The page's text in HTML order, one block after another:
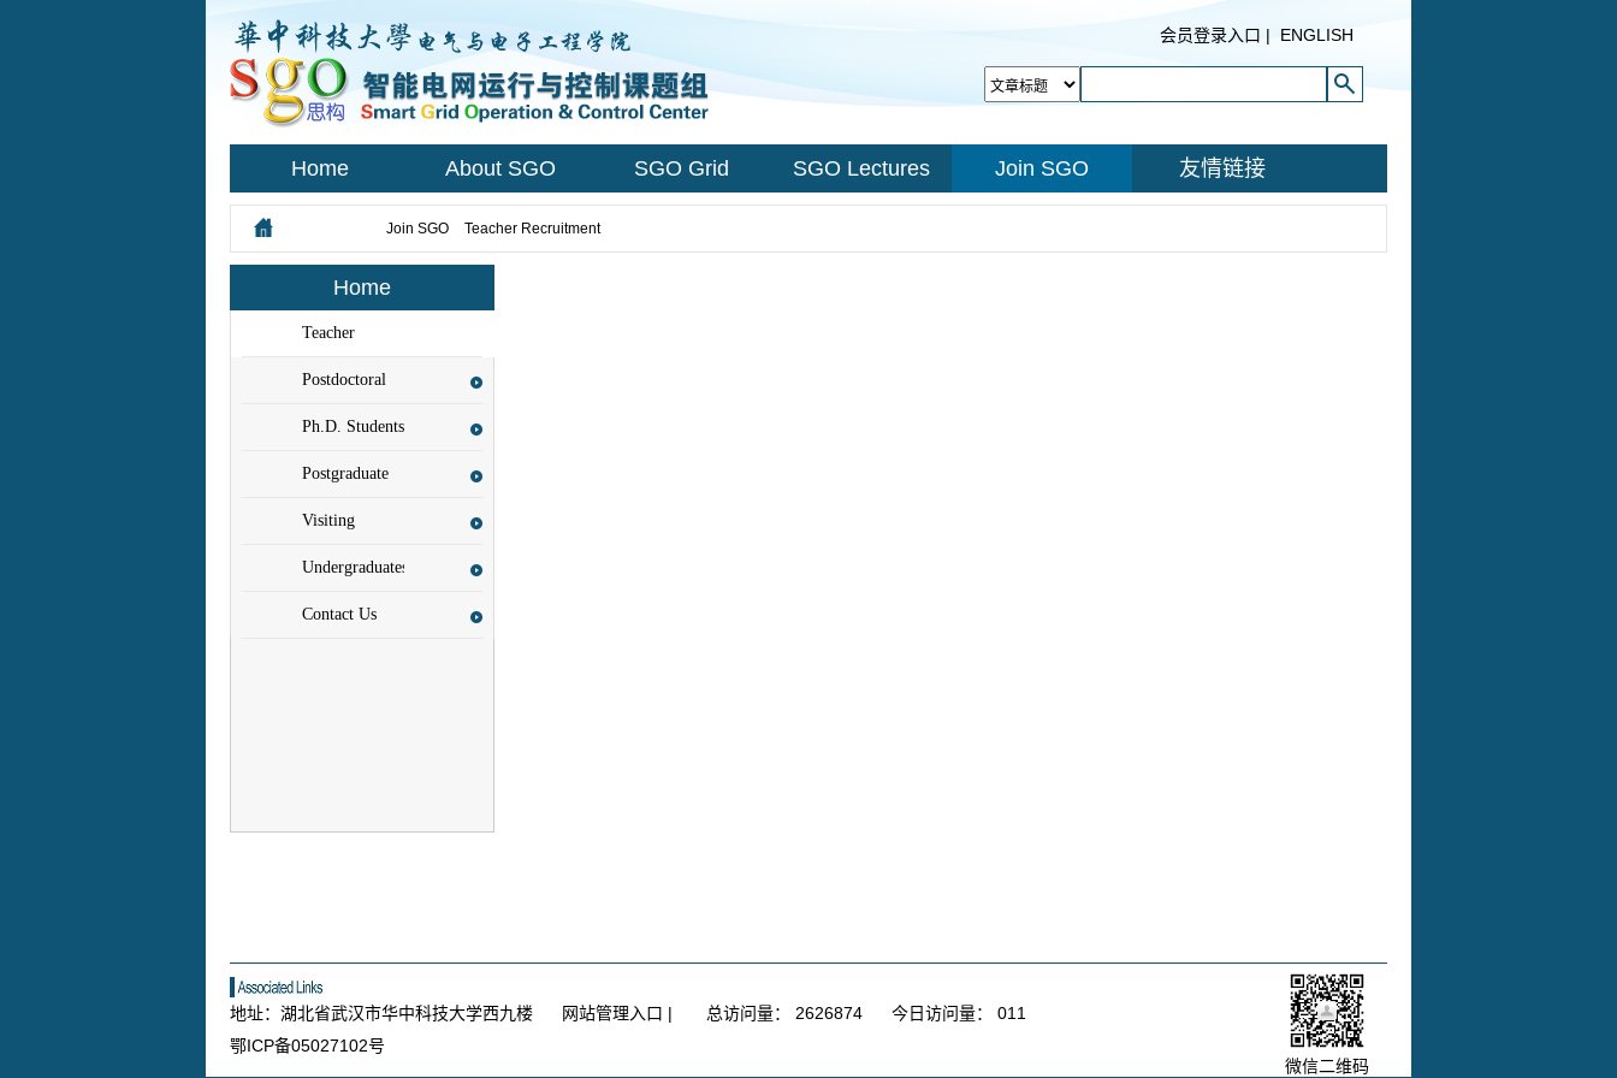
会员登录入口 | ENGLISH
Home About SGO SGO Grid SGO Lectures Join SGO 友情链接
Join SGO Teacher Recruitment
Home
Teacher
Recruitment
Postdoctoral
Researchers
Ph.D. Students
Postgraduate
Students
Visiting
Scholars
Undergraduates
Contact Us
地址：湖北省武汉市华中科技大学西九楼 网站管理入口 | 总访问量： 2626874 今日访问量： 011
鄂ICP备05027102号
微信二维码